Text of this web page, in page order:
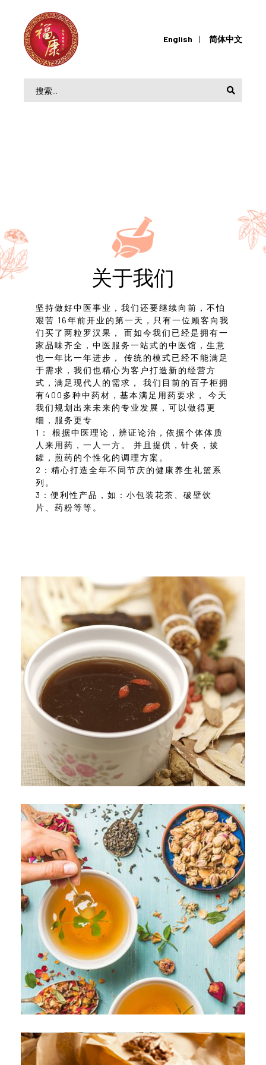
English 简体中文
关于我们
坚持做好中医事业，我们还要继续向前，不怕
艰苦 16年前开业的第一天，只有一位顾客向我
们买了两粒罗汉果， 而如今我们已经是拥有一
家品味齐全，中医服务一站式的中医馆，生意
也一年比一年进步， 传统的模式已经不能满足
于需求，我们也精心为客户打造新的经营方
式，满足现代人的需求， 我们目前的百子柜拥
有400多种中药材，基本满足用药要求， 今天
我们规划出来未来的专业发展，可以做得更
细，服务更专
1： 根据中医理论，辨证论治，依据个体体质
人来用药，一人一方。 并且提供，针灸，拔
罐，煎药的个性化的调理方案。
2：精心打造全年不同节庆的健康养生礼篮系
列。
3：便利性产品，如：小包装花茶、破壁饮
片、药粉等等。